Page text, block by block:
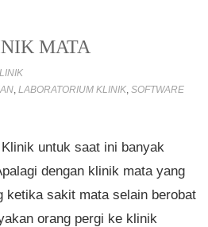
MATA
, LABORATORIUM KLINIK, SOFTWARE
untuk saat ini banyak
dengan klinik mata yang
ketika sakit mata selain berobat
orang pergi ke klinik